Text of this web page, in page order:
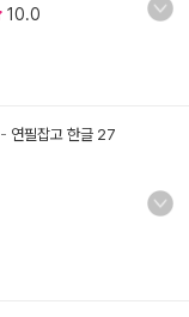
10.0
- 연필잡고 한글 27